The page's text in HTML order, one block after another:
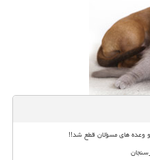
و وعده های مسؤلان قطع شد!!